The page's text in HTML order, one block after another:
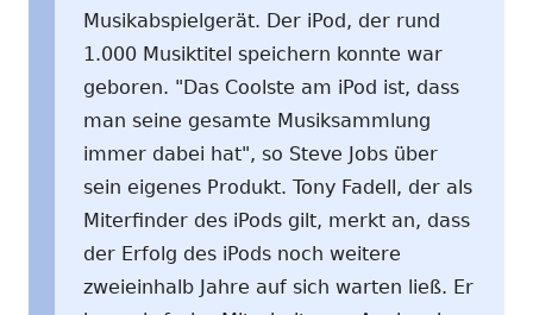
Musikabspielgerät. Der iPod, der rund
1.000 Musiktitel speichern konnte war
geboren. "Das Coolste am iPod ist, dass
man seine gesamte Musiksammlung
immer dabei hat", so Steve Jobs über
sein eigenes Produkt. Tony Fadell, der als
Miterfinder des iPods gilt, merkt an, dass
der Erfolg des iPods noch weitere
zweieinhalb Jahre auf sich warten ließ. Er